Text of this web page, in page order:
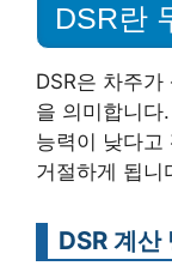
DSR란
DSR은 차주
을 의미합니다
능력이 낮다고
거절하게 됩니
DSR 계산